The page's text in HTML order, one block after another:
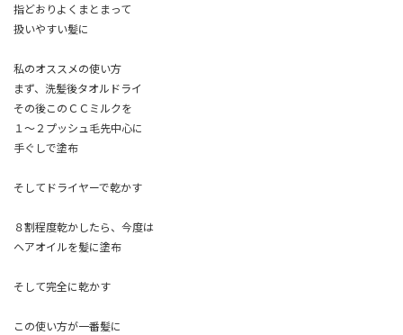
指どおりよくまとまって
扱いやすい髪に
私のオススメの使い方
まず、洗髪後タオルドライ
その後このＣＣミルクを
１～２プッシュ毛先中心に
手ぐしで塗布
そしてドライヤーで乾かす
８割程度乾かしたら、今度は
ヘアオイルを髪に塗布
そして完全に乾かす
この使い方が一番髪に